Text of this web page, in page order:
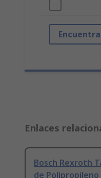
Enlaces
Bosch Rexroth
de